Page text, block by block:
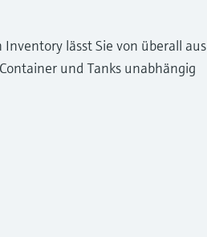
lässt Sie von überall aus
und Tanks unabhängig